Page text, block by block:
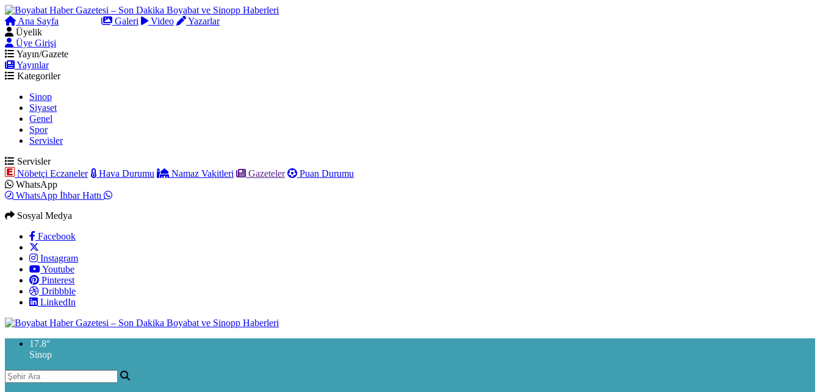
Ana Sayfa Galeri Video
Yazarlar
Üyelik
Üye Girişi
Yayın/Gazete
Yayınlar
Kategoriler
Sinop
Siyaset
Genel
Spor
Servisler
Servisler
Nöbetçi Eczaneler
Hava Durumu Namaz Vakitleri Gazeteler
Puan Durumu
WhatsApp
WhatsApp İhbar Hattı
Sosyal Medya
Facebook
Instagram
Youtube
Pinterest
Dribbble
LinkedIn
17.8°
Sinop